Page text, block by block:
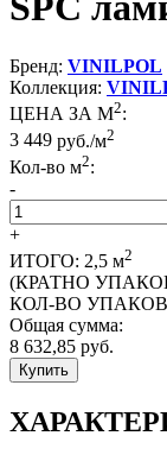
Бренд: VINILPOL
Коллекция:
ЦЕНА ЗА М2:
3 449 руб./м2
Кол-во м2:
-
+
ИТОГО: 2,5 м2
(КРАТНО
КОЛ-ВО
Общая сумма:
8 632,85 руб.
Купить